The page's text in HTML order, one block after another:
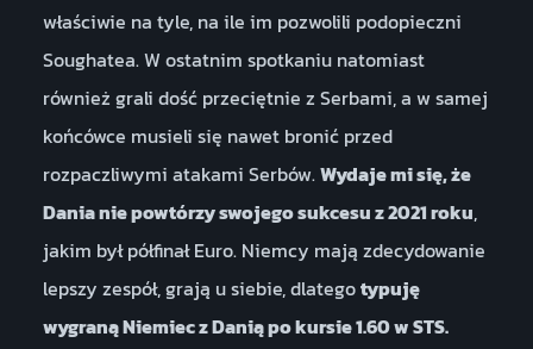
właściwie na tyle, na ile im pozwolili podopieczni
Soughatea. W ostatnim spotkaniu natomiast
również grali dość przeciętnie z Serbami, a w samej
końcówce musieli się nawet bronić przed
rozpaczliwymi atakami Serbów.Wydaje mi się, że
Dania nie powtórzy swojego sukcesu z 2021 roku,
jakim był półfinał Euro. Niemcy mają zdecydowanie
lepszy zespół, grają u siebie, dlategotypuję
wygraną Niemiec z Danią po kursie 1.60 w STS.